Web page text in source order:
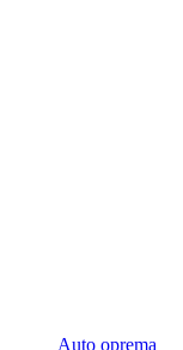
Auto oprema